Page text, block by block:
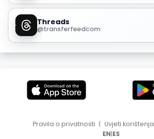
Threads
@transferfeedcom
Pravila o privatnosti | Uvjeti korištenja
EN|ES